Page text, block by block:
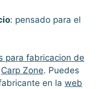
: pensado para el
para fabricacion de
Carp Zone. Puedes
en la web